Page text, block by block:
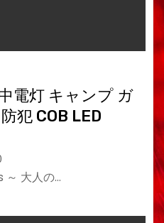
電灯 キャンプ ガ
犯 COB LED
～ 大人の…